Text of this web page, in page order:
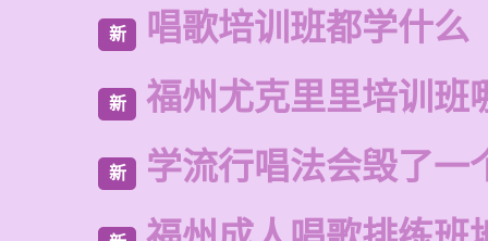
新 唱歌培训班都学什么
新 福州尤克里里培训班
新 学流行唱法会毁了一